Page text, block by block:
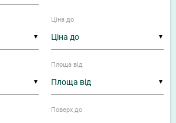
▼ ▼
Ціна до
▼ ▼
Площа від
Поверх до